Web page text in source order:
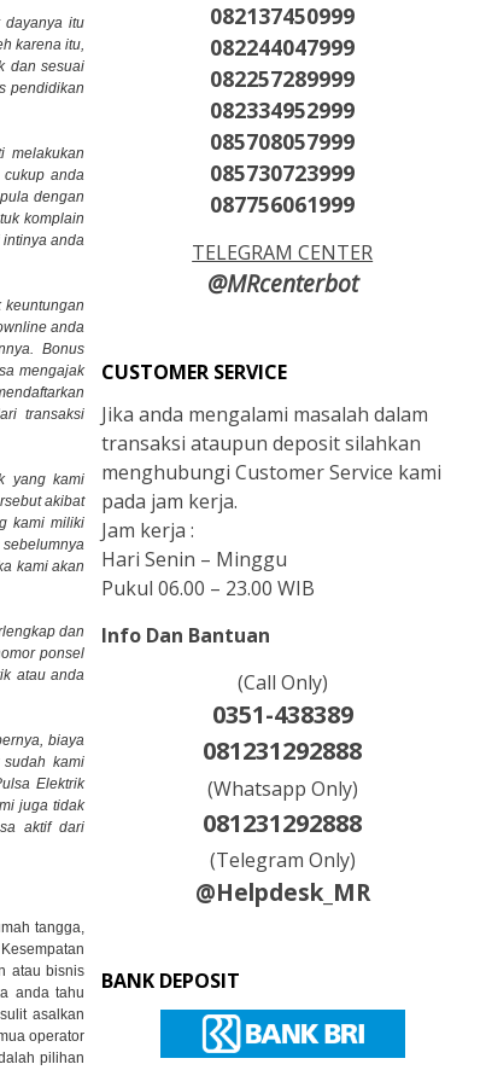
dayanya itu
karena itu,
dan sesuai
pendidikan
melakukan
anda
dengan
komplain
anda
anda
Bonus
mengajak
transaksi
yang kami
akibat
kami miliki
sebelumnya
kami akan
dan
ponsel
atau anda
biaya
kami
Elektrik
juga tidak
aktif dari
tangga,
atau bisnis
anda tahu
asalkan
operator
pilihan
082137450999
082244047999
082257289999
082334952999
085708057999
085730723999
087756061999
TELEGRAM CENTER
@MRcenterbot
CUSTOMER SERVICE
Jika anda mengalami masalah dalam
transaksi ataupun deposit silahkan
menghubungi Customer Service kami
pada jam kerja.
Jam kerja :
Hari Senin – Minggu
Pukul 06.00 – 23.00 WIB
Info Dan Bantuan
(Call Only)
0351-438389
081231292888
(Whatsapp Only)
081231292888
(Telegram Only)
@Helpdesk_MR
BANK DEPOSIT